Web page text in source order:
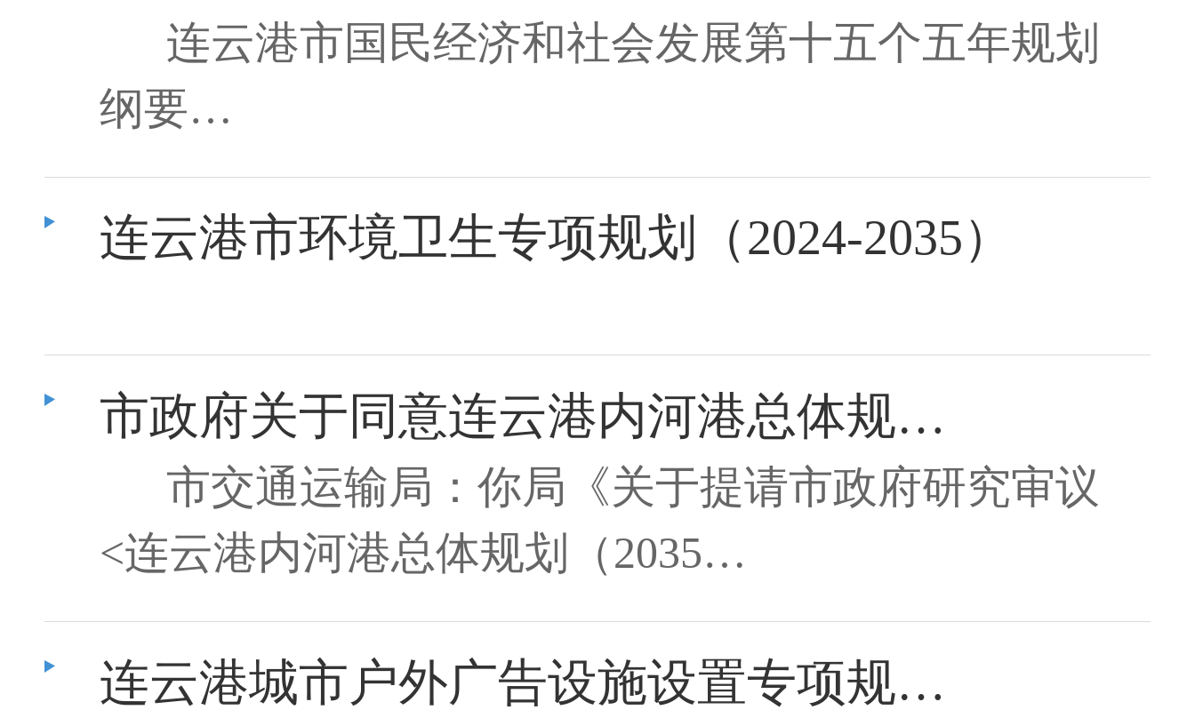
连云港市国民经济和社会发展第十五个五年规划
纲要…
连云港市环境卫生专项规划（2024-2035）
市政府关于同意连云港内河港总体规…
市交通运输局：你局《关于提请市政府研究审议
<连云港内河港总体规划（2035…
连云港城市户外广告设施设置专项规…